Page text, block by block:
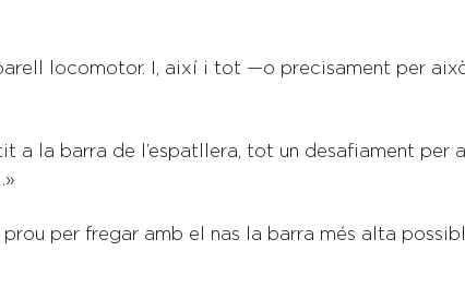
locomotor. I, així i tot —o precisament per
a la barra de l’espatllera, tot un desafiament
per fregar amb el nas la barra més alta